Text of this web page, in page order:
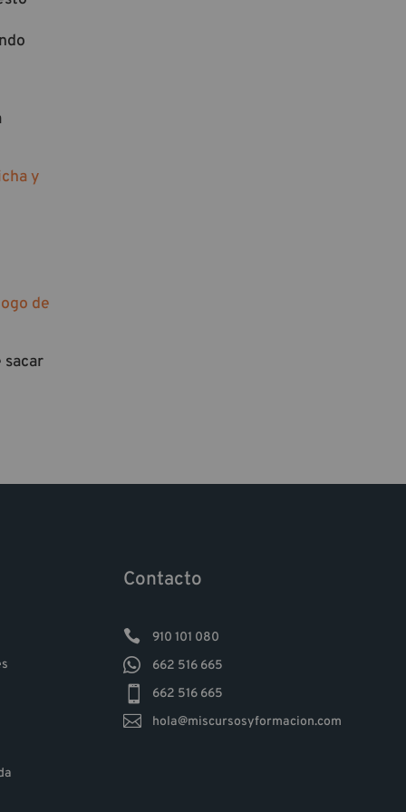
y
de
Contacto
 910 101 080
 662 516 665
 662 516 665
 hola@miscursosyformacion.com